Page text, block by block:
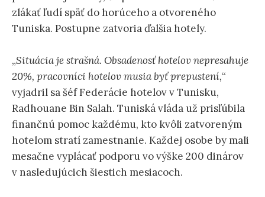
zlákať ľudí späť do horúceho a otvoreného
Tuniska. Postupne zatvoria ďalšia hotely.
„Situácia je strašná. Obsadenosť hotelov nepresahuje
20%, pracovníci hotelov musia byť prepustení,“
vyjadril sa šéf Federácie hotelov v Tunisku,
Radhouane Bin Salah. Tuniská vláda už prisľúbila
finančnú pomoc každému, kto kvôli zatvoreným
hotelom stratí zamestnanie. Každej osobe by mali
mesačne vyplácať podporu vo výške 200 dinárov
v nasledujúcich šiestich mesiacoch.